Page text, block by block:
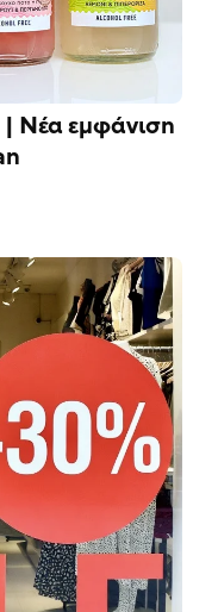
| Νέα εμφάνιση